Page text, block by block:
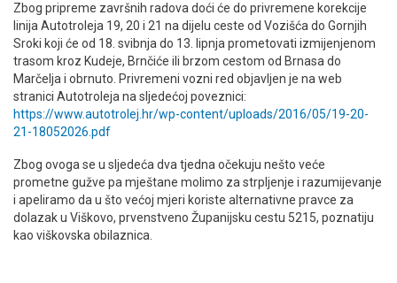
Zbog pripreme završnih radova doći će do privremene korekcije
linija Autotroleja 19, 20 i 21 na dijelu ceste od Vozišća do Gornjih
Sroki koji će od 18. svibnja do 13. lipnja prometovati izmijenjenom
trasom kroz Kudeje, Brnčiće ili brzom cestom od Brnasa do
Marčelja i obrnuto. Privremeni vozni red objavljen je na web
stranici Autotroleja na sljedećoj poveznici:
https://www.autotrolej.hr/wp-content/uploads/2016/05/19-20-
21-18052026.pdf
Zbog ovoga se u sljedeća dva tjedna očekuju nešto veće
prometne gužve pa mještane molimo za strpljenje i razumijevanje
i apeliramo da u što većoj mjeri koriste alternativne pravce za
dolazak u Viškovo, prvenstveno Županijsku cestu 5215, poznatiju
kao viškovska obilaznica.